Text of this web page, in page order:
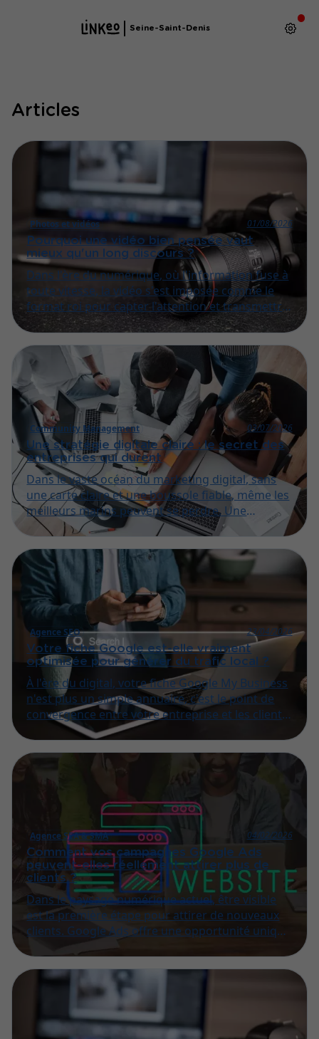
Seine-Saint-Denis
Articles
Photos et vidéos
01/08/2026
Pourquoi une vidéo bien pensée vaut
mieux qu'un long discours ?
Dans l'ère du numérique, où l'information fuse à
toute vitesse, la vidéo s'est imposée comme le
format roi pour capter l'attention et transmettre
efficacement un message.
Community Management
03/07/2026
Une stratégie digitale claire : le secret des
entreprises qui durent
Dans le vaste océan du marketing digital, sans
une carte claire et une boussole fiable, même les
meilleurs marins peuvent se perdre. Une
stratégie digitale est cette boussole pour votre
entreprise.
Agence SEO
23/04/2026
Votre fiche Google est-elle vraiment
optimisée pour générer du trafic local ?
À l'ère du digital, votre fiche Google My Business
n'est plus un simple annuaire, c'est le point de
convergence entre votre entreprise et les clients
locaux qui vous cherchent.
Agence SEA & SMA
04/02/2026
Comment vos campagnes Google Ads
peuvent-elles réellement attirer plus de
clients ?
Dans le paysage numérique actuel, être visible
est la première étape pour attirer de nouveaux
clients. Google Ads offre une opportunité unique
services.